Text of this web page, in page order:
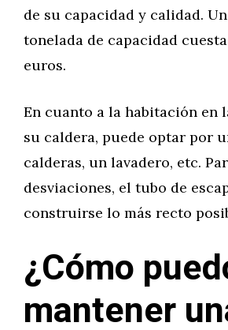
de su capacidad y calidad.
tonelada de capacidad
euros.
En cuanto a la habitación en
su caldera, puede optar por
calderas, un lavadero, etc.
desviaciones, el tubo de
construirse lo más recto
¿Cómo
mantener